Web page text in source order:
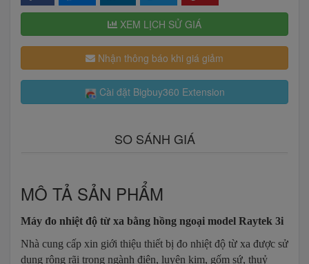
XEM LỊCH SỬ GIÁ
Nhận thông báo khi giá giảm
Cài đặt Bigbuy360 Extension
SO SÁNH GIÁ
MÔ TẢ SẢN PHẨM
Máy đo nhiệt độ từ xa bằng hồng ngoại model Raytek 3i
Nhà cung cấp xin giới thiệu thiết bị đo nhiệt độ từ xa được sử
dụng rộng rãi trong ngành điện, luyện kim, gốm sứ, thuỷ